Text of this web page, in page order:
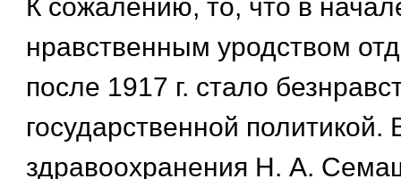
К сожалению, то, что в
нравственным уродством
после 1917 г. стало
государственной политикой.
здравоохранения Н. А.